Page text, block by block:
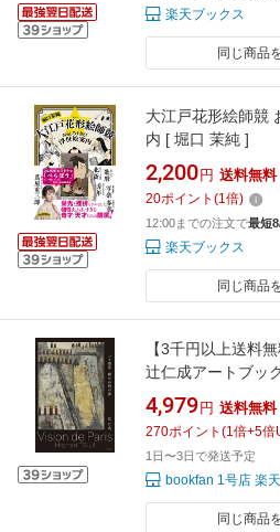
楽天ブックス
同じ商品
大江戸花形絵師競
内 [ 堀口 茉純 ]
2,200 円 送料無料
20ポイント (1倍)
12:00までの注文で最短
楽天ブックス
同じ商品
【3千円以上送料
辻仁成アートブッ
4,979 円 送料無料
270ポイント (1倍+5倍
1日〜3日で発送予定
bookfan 1号店 楽
同じ商品